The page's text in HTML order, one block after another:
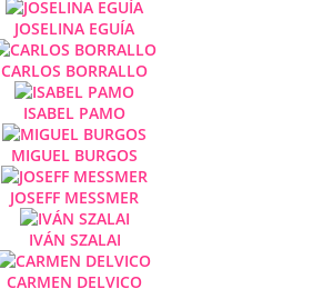
JOSELINA EGUÍA
CARLOS BORRALLO
ISABEL PAMO
MIGUEL BURGOS
JOSEFF MESSMER
IVÁN SZALAI
CARMEN DELVICO